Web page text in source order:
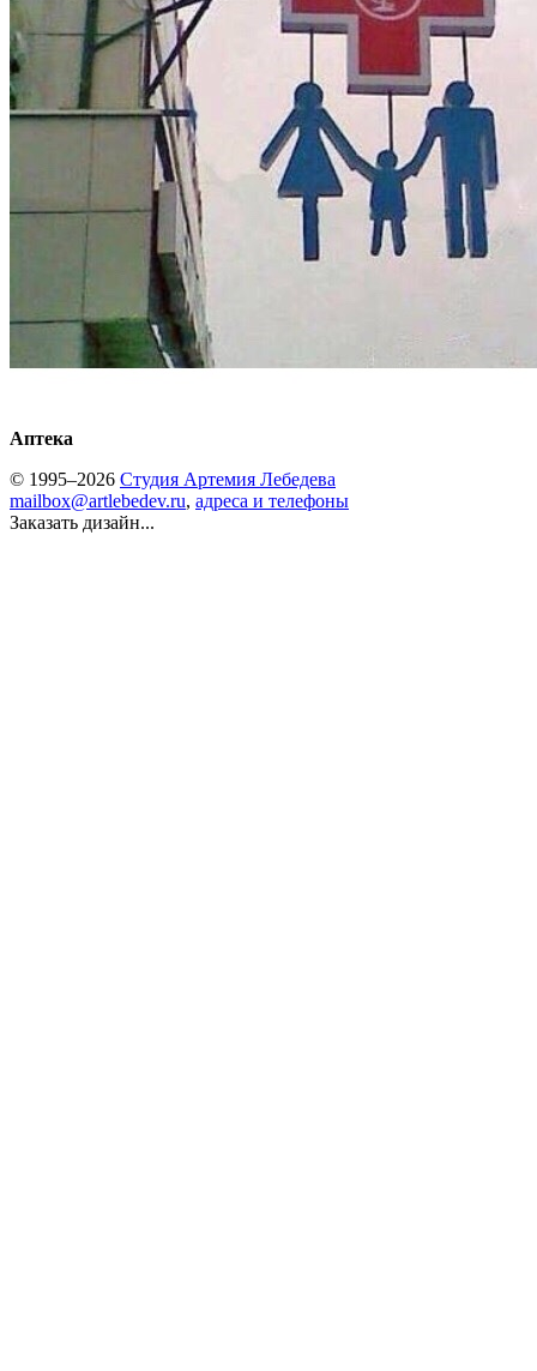
Аптека
© 1995–2026 Студия Артемия Лебедева
mailbox@artlebedev.ru, адреса и телефоны
Заказать дизайн...